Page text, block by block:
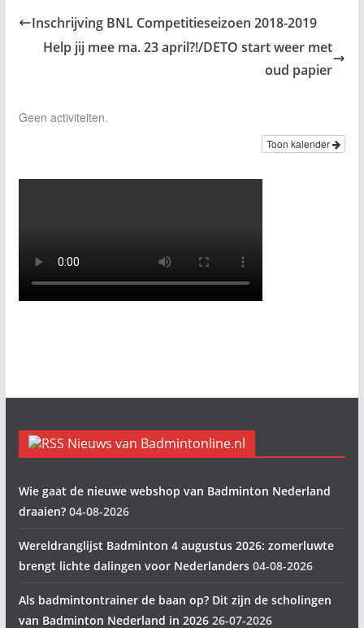
Inschrijving BNL Competitieseizoen 2018-2019
Help jij mee ma. 23 april?!/DETO start weer met
oud papier
Geen activiteiten.
Toon kalender
Nieuws van Badmintonline.nl
Wie gaat de nieuwe webshop van Badminton Nederland
draaien? 04-08-2026
Wereldranglijst Badminton 4 augustus 2026: zomerluwte
brengt lichte dalingen voor Nederlanders 04-08-2026
Als badmintontrainer de baan op? Dit zijn de scholingen
van Badminton Nederland in 2026 26-07-2026